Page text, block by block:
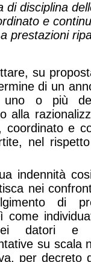
di disciplina
e
prestazioni
su
di un
o più
alla
e
nel
indennità
nei
di
come
datori e
su scala
per decreto